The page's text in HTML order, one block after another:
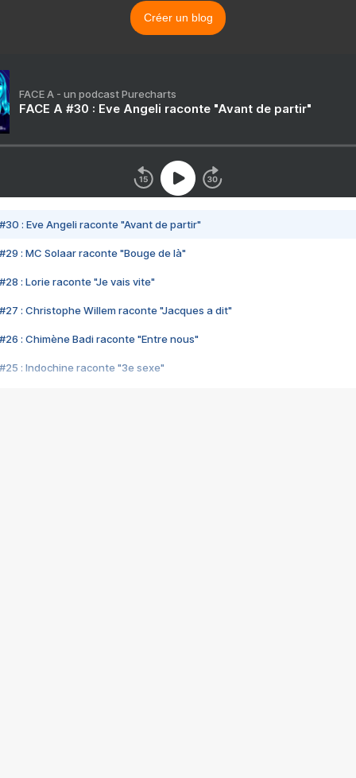
Créer un blog
FACE A - un podcast Purecharts
FACE A #30 : Eve Angeli raconte "Avant de partir"
#30 : Eve Angeli raconte "Avant de partir"
#29 : MC Solaar raconte "Bouge de là"
#28 : Lorie raconte "Je vais vite"
#27 : Christophe Willem raconte "Jacques a dit"
#26 : Chimène Badi raconte "Entre nous"
#25 : Indochine raconte "3e sexe"